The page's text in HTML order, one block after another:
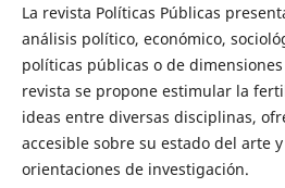
La revista Políticas Públicas
análisis político, económico,
políticas públicas o de
revista se propone estimular la
ideas entre diversas disciplinas,
accesible sobre su estado del arte
orientaciones de investigación.